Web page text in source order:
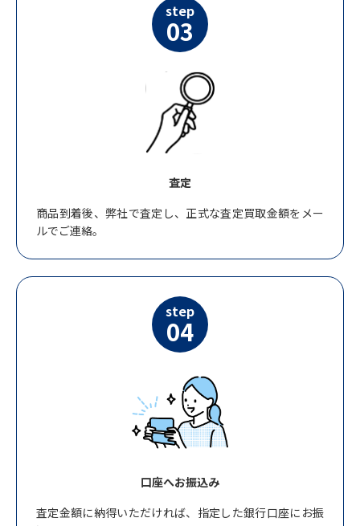
step
03
査定
商品到着後、弊社で査定し、正式な査定買取金額をメー
ルでご連絡。
step
04
口座へお振込み
査定金額に納得いただければ、指定した銀行口座にお振